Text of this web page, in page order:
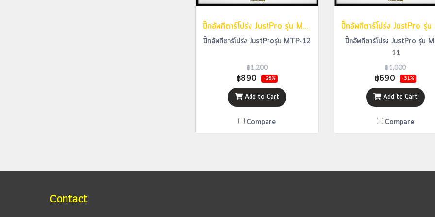
ปิ๊กอัพกีตาร์โปร่ง JustPro รุ่น MTP-12
ปิ๊กอัพกีตาร์โปร่ง JustProรุ่น MTP-12
฿1,200
฿890 -26%
Add to Cart
Compare
ปิ๊กอัพกีตาร์โปร่ง JustPro รุ่น
11
฿1,000
฿690 -31%
Add to Cart
Compare
Contact